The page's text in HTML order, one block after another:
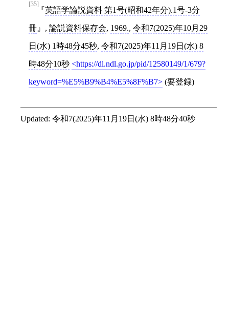
[35]
英語学論説資料 第1号(昭和42年分).1号-3分
冊 , 論説資料保存会, 1969., 令和7(2025)年10月29
日(水) 1時48分45秒, 令和7(2025)年11月19日(水) 8
時48分10秒 https://dl.ndl.go.jp/pid/12580149/1/679?
keyword=%E5%B9%B4%E5%8F%B7 (要登録)
Updated: 令和7(2025)年11月19日(水) 8時48分40秒